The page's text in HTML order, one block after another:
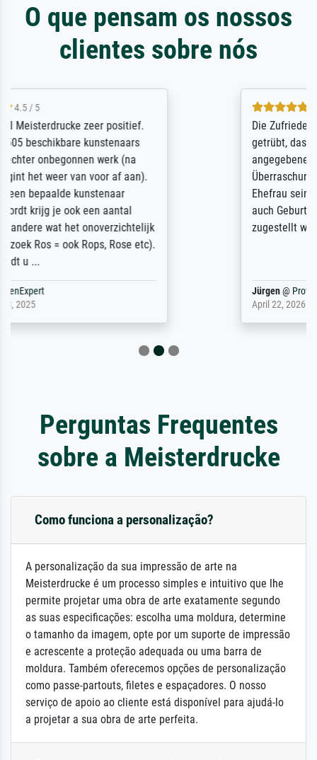
O que pensam os nossos
clientes sobre nós
Die Zufriedenheit ist auch nicht dadurch
getrübt, dass das Bild entgegen einer
angegebenen Lieferanschrift (sollte eine
Überraschung für die normannische
Ehefrau sein zum Hochzeits- gleichzeitig
auch Geburtstag sein) doch nach zu Hause
zugestellt wurde.
Perguntas Frequentes
sobre a Meisterdrucke
Como funciona a personalização?
A personalização da sua impressão de arte na
Meisterdrucke é um processo simples e intuitivo que lhe
permite projetar uma obra de arte exatamente segundo
as suas especificações: escolha uma moldura, determine
o tamanho da imagem, opte por um suporte de impressão
e acrescente a proteção adequada ou uma barra de
moldura. Também oferecemos opções de personalização
como passe-partouts, filetes e espaçadores. O nosso
serviço de apoio ao cliente está disponível para ajudá-lo
a projetar a sua obra de arte perfeita.